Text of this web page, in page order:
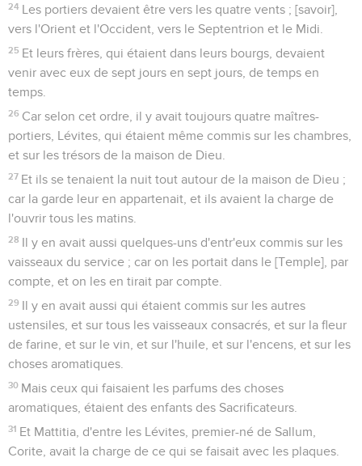
24 Les portiers devaient être vers les quatre vents ; [savoir],
vers l'Orient et l'Occident, vers le Septentrion et le Midi.
25 Et leurs frères, qui étaient dans leurs bourgs, devaient
venir avec eux de sept jours en sept jours, de temps en
temps.
26 Car selon cet ordre, il y avait toujours quatre maîtres-
portiers, Lévites, qui étaient même commis sur les chambres,
et sur les trésors de la maison de Dieu.
27 Et ils se tenaient la nuit tout autour de la maison de Dieu ;
car la garde leur en appartenait, et ils avaient la charge de
l'ouvrir tous les matins.
28 Il y en avait aussi quelques-uns d'entr'eux commis sur les
vaisseaux du service ; car on les portait dans le [Temple], par
compte, et on les en tirait par compte.
29 Il y en avait aussi qui étaient commis sur les autres
ustensiles, et sur tous les vaisseaux consacrés, et sur la fleur
de farine, et sur le vin, et sur l'huile, et sur l'encens, et sur les
choses aromatiques.
30 Mais ceux qui faisaient les parfums des choses
aromatiques, étaient des enfants des Sacrificateurs.
31 Et Mattitia, d'entre les Lévites, premier-né de Sallum,
Corite, avait la charge de ce qui se faisait avec les plaques.